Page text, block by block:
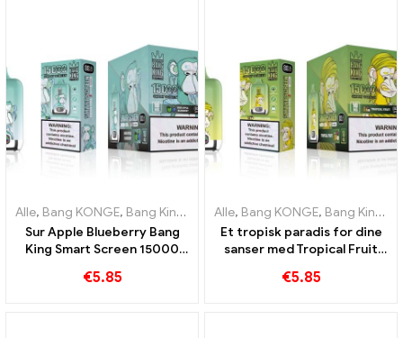
Alle, Bang KONGE, Bang King Smart skærm 15000 Puff ,Engangs
Sur Apple Blueberry Bang
King Smart Screen 15000
oplevelse fuld af friske
€5.85
Alle, Bang KONGE, Bang King Smart skærm 15000 Puff
Et tropisk paradis for dine
sanser med Tropical Fruit
15000 Puff
€5.85